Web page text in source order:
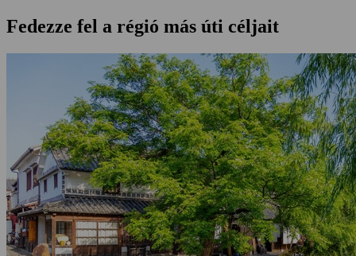
Fedezze fel a régió más úti céljait